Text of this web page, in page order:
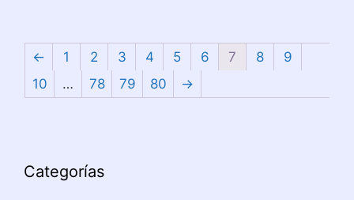
← 1 2 3 4 5 6 7 8
9
10
… 78 79 80 →
Categorías